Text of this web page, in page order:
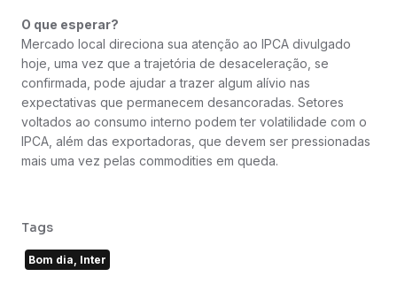
O que esperar?
Mercado local direciona sua atenção ao IPCA divulgado
hoje, uma vez que a trajetória de desaceleração, se
confirmada, pode ajudar a trazer algum alívio nas
expectativas que permanecem desancoradas. Setores
voltados ao consumo interno podem ter volatilidade com o
IPCA, além das exportadoras, que devem ser pressionadas
mais uma vez pelas commodities em queda.
Tags
Bom dia, Inter